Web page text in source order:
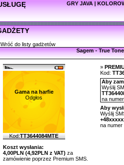
GRY JAVA |
do listy gadżetów
Sagem - True Tone
Gama na harfie
Odgłos
Kod:TT3644084MTE
Koszt wysłania:
4,00PLN (4,92PLN z VAT) za
zamówienie poprzez Premium SMS.
»
Kod:
Aby
Wyślij
na
Aby
Wyślij
na numer